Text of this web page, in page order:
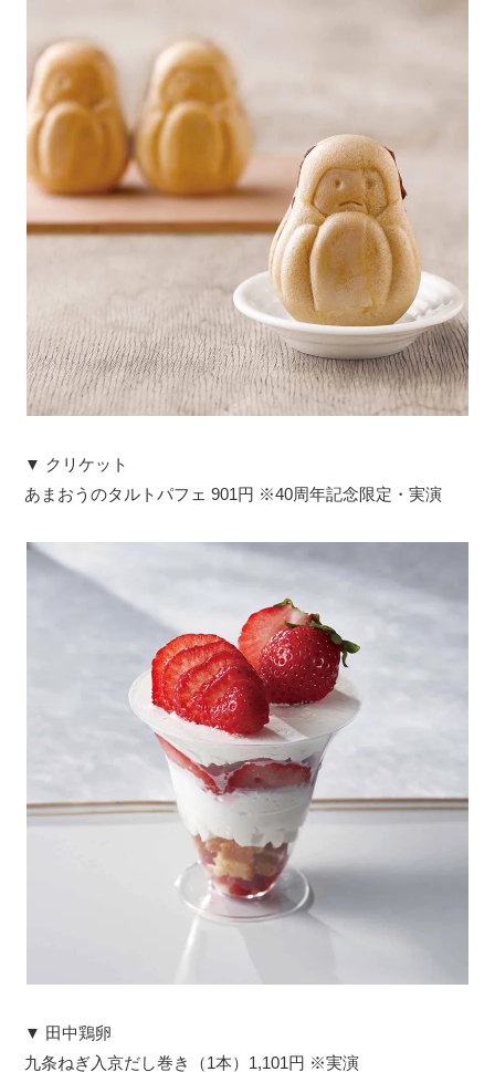
▼ クリケット
あまおうのタルトパフェ 901円 ※40周年記念限定・実演
▼ 田中鶏卵
九条ねぎ入京だし巻き（1本）1,101円 ※実演